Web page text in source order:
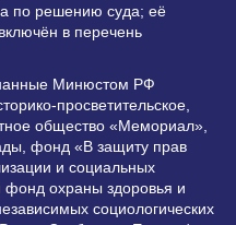
по решению суда; её
в перечень
Минюстом РФ
просветительское,
общество «Мемориал»,
фонд «В защиту прав
и социальных
фонд охраны здоровья и
социологических